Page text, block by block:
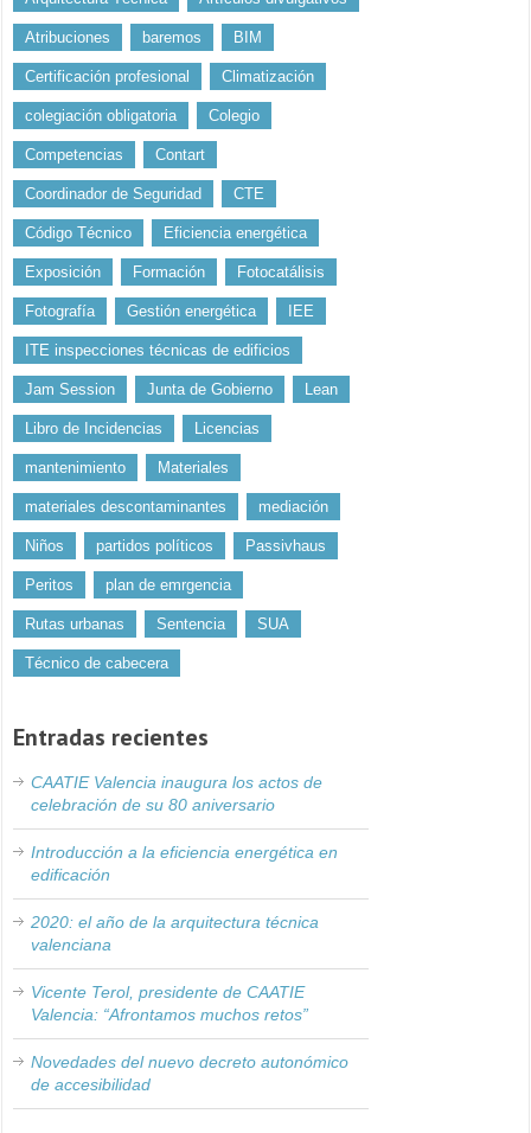
Atribuciones baremos BIM
Certificación profesional Climatización
colegiación obligatoria Colegio
Competencias Contart
Coordinador de Seguridad CTE
Código Técnico Eficiencia energética
Exposición Formación Fotocatálisis
Fotografía Gestión energética IEE
ITE inspecciones técnicas de edificios
Jam Session Junta de Gobierno Lean
Libro de Incidencias Licencias
mantenimiento Materiales
materiales descontaminantes mediación
Niños partidos políticos Passivhaus
Peritos plan de emrgencia
Rutas urbanas Sentencia SUA
Técnico de cabecera
Entradas recientes
CAATIE Valencia inaugura los actos de
celebración de su 80 aniversario
Introducción a la eficiencia energética en
edificación
2020: el año de la arquitectura técnica
valenciana
Vicente Terol, presidente de CAATIE
Valencia: “Afrontamos muchos retos”
Novedades del nuevo decreto autonómico
de accesibilidad